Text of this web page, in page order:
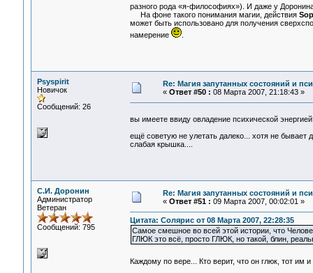
разного рода «я-философиях»). И даже у
На фоне такого понимания магии, действия
может быть использовано для получения
намерение
.
Psyspirit
Новичок
Сообщений: 26
Re: Магия запутанных состояний и
« Ответ #50 : 08 Марта 2007, 21:18:43 »
вы имеете ввиду овладение психической
ещё советую не улетать далеко... хотя не бывает
слабая крышка....
С.И. Доронин
Администратор
Ветеран
Сообщений: 795
Re: Магия запутанных состояний и
« Ответ #51 : 09 Марта 2007, 00:02:01 »
Цитата: Солярис от 08 Марта 2007, 22:28:35
Самое смешное во всей этой истории, что
ГЛЮК это всё, просто ГЛЮК, но такой, блин,
Каждому по вере... Кто верит, что он глюк, тот им